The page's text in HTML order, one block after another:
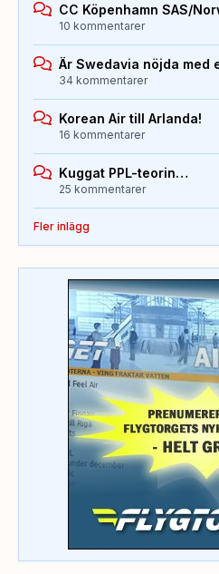
CC Köpenhamn SAS/
10 kommentarer
Är Swedavia nöjda med
34 kommentarer
Korean Air till Arlanda!
16 kommentarer
Kuggat PPL-teorin…
25 kommentarer
Fler inlägg